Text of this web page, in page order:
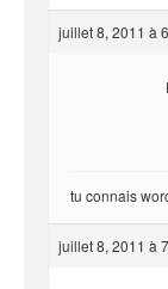
juillet 8, 2011 à
tu connais
juillet 8, 2011 à